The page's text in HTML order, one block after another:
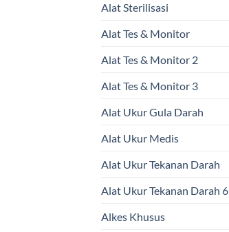
Alat Sterilisasi
Alat Tes & Monitor
Alat Tes & Monitor 2
Alat Tes & Monitor 3
Alat Ukur Gula Darah
Alat Ukur Medis
Alat Ukur Tekanan Darah
Alat Ukur Tekanan Darah 6
Alkes Khusus